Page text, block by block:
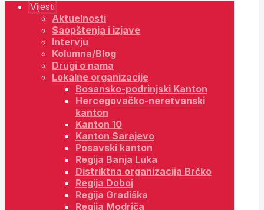
Vijesti
Aktuelnosti
Saopštenja i izjave
Intervju
Kolumna/Blog
Drugi o nama
Lokalne organizacije
Bosansko-podrinjski Kanton
Hercegovačko-neretvanski
kanton
Kanton 10
Kanton Sarajevo
Posavski kanton
Regija Banja Luka
Distriktna organizacija Brčko
Regija Doboj
Regija Gradiška
Regija Modriča